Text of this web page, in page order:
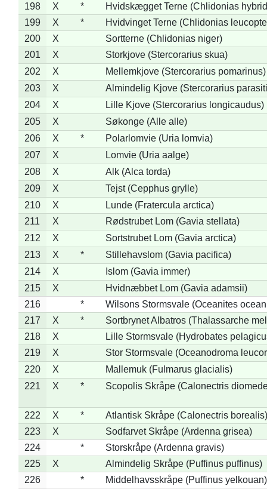
198
X *
Hvidskægget Terne (Chlidonias
199
X *
Hvidvinget Terne (Chlidonias
200
X
Sortterne (Chlidonias niger)
201
X
Storkjove (Stercorarius skua)
202
X
Mellemkjove (Stercorarius pomarinus)
203
X
Almindelig Kjove (Stercorarius
204
X
Lille Kjove (Stercorarius longicaudus)
205
X
Søkonge (Alle alle)
206
X *
Polarlomvie (Uria lomvia)
207
X
Lomvie (Uria aalge)
208
X
Alk (Alca torda)
209
X
Tejst (Cepphus grylle)
210
X
Lunde (Fratercula arctica)
211
X
Rødstrubet Lom (Gavia stellata)
212
X
Sortstrubet Lom (Gavia arctica)
213
X *
Stillehavslom (Gavia pacifica)
214
X
Islom (Gavia immer)
215
X
Hvidnæbbet Lom (Gavia adamsii)
216
*
Wilsons Stormsvale (Oceanites
217
X *
Sortbrynet Albatros (Thalassarche
218
X
Lille Stormsvale (Hydrobates
219
X
Stor Stormsvale (Oceanodroma
220
X
Mallemuk (Fulmarus glacialis)
221
X * Scopolis Skråpe (Calonectris
222 X *
Atlantisk Skråpe (Calonectris borealis)
223
X
Sodfarvet Skråpe (Ardenna grisea)
224
*
Storskråpe (Ardenna gravis)
225
X
Almindelig Skråpe (Puffinus puffinus)
226
* Middelhavsskråpe (Puffinus yelkouan)